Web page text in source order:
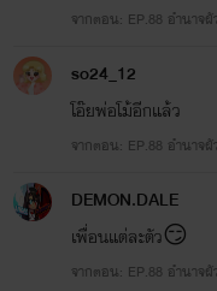
จากตอน: EP.88 อำนาจผั
so24_12
โอ๊ยพ่อโม้อีกแล้ว
จากตอน: EP.88 อำนาจผั
DEMON.DALE
เพื่อนแต่ละตัว😏
จากตอน: EP.88 อำนาจผั